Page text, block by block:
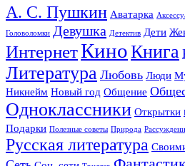
А. С. Пушкин Аватарка
Головоломки Девушка Детектив Дети
ИнтернетКиноКнига
Литература Любовь Люди
Никнейм Новый год Общение
Одноклассники Открытки
Подарки Полезные советы Природа
Русская литература